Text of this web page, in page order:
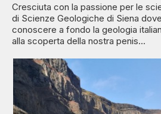
Cresciuta con la passione per le
di Scienze Geologiche di Siena
conoscere a fondo la geologia
alla scoperta della nostra penis...